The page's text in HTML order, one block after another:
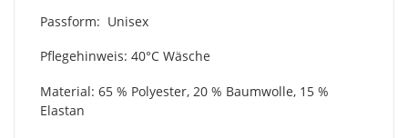
Passform: Unisex
Pflegehinweis: 40°C Wäsche
Material: 65 % Polyester, 20 % Baumwolle, 15 %
Elastan